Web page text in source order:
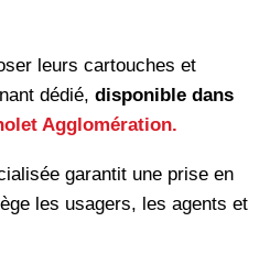
leurs cartouches et
dédié,disponible dans
Agglomération.
garantit une prise en
les usagers, les agents et